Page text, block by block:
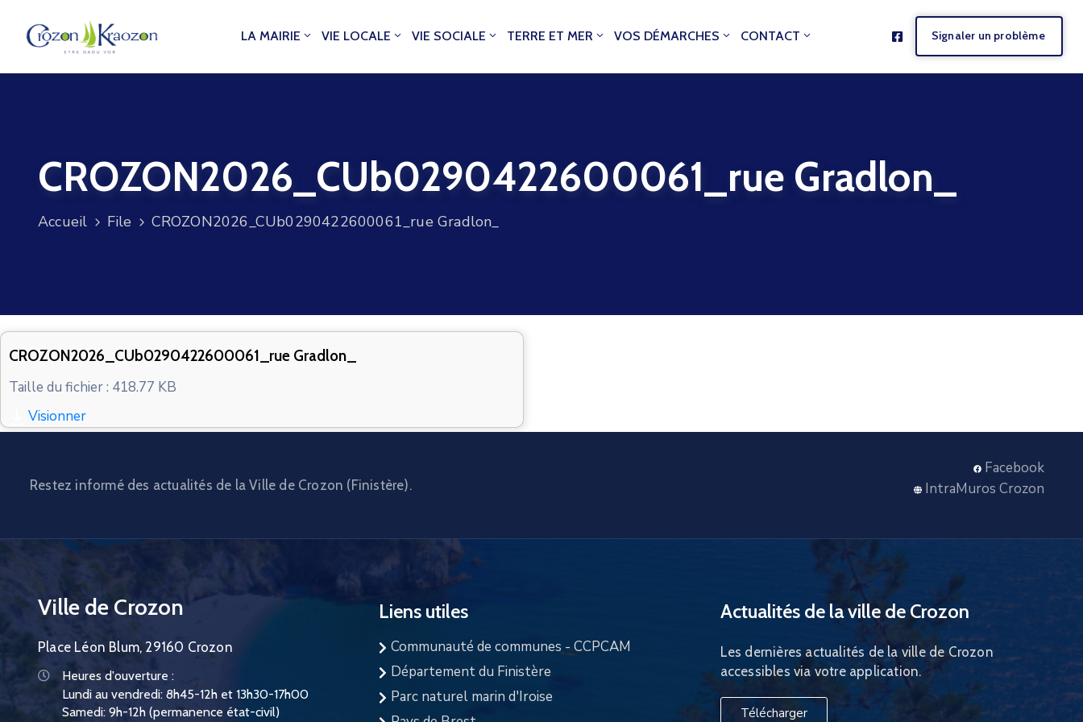
LA MAIRIE VIE LOCALE VIE SOCIALE TERRE ET MER VOS DÉMARCHES CONTACT Signaler un problème
CROZON2026_CUb0290422600061_rue Gradlon_
Accueil File CROZON2026_CUb0290422600061_rue Gradlon_
CROZON2026_CUb0290422600061_rue Gradlon_
Taille du fichier : 418.77 KB
Visionner
Restez informé des actualités de la Ville de Crozon (Finistère).
Facebook
IntraMuros Crozon
Ville de Crozon
Place Léon Blum, 29160 Crozon
Heures d'ouverture :
Lundi au vendredi: 8h45-12h et 13h30-17h00
Samedi: 9h-12h (permanence état-civil)
Liens utiles
Communauté de communes - CCPCAM
Département du Finistère
Parc naturel marin d'Iroise
Actualités de la ville de Crozon
Les dernières actualités de la ville de Crozon
accessibles via votre application.
Télécharger